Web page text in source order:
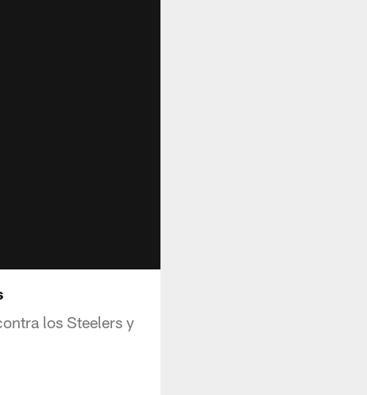
los Steelers y